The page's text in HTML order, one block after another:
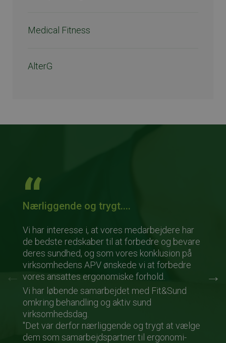
Medical Fitness
AlterG
Nærliggende og trygt....
Vi har interesse i, at vores medarbejdere har
de bedste redskaber til at forbedre og bevare
deres sundhed, og som vores konklusion på
virksomhedens APV ønskede vi at forbedre
vores ansattes ergonomiske forhold.
Vi har løbende samarbejdet med Fit&Sund
omkring behandling og aktiv sund
virksomhedsdag.
"Det var derfor nærliggende og trygt at vælge
dem som samarbejdspartner til ergonomi-